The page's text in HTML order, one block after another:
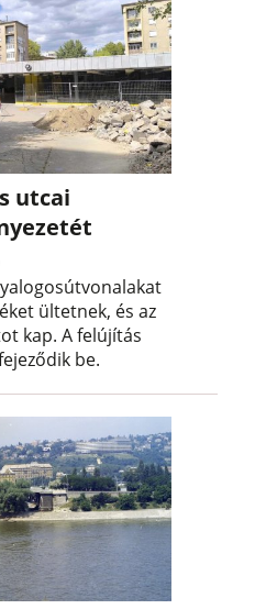
utcai
ültetnek, és az
kap. A felújítás
be.